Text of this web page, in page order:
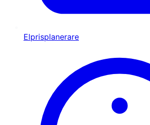
Elprisplanerare